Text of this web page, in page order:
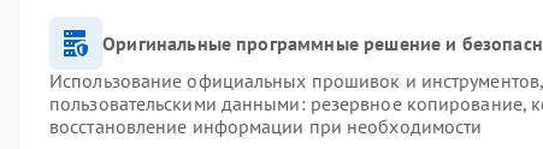
Оригинальные программные решение и
Использование официальных прошивок и инструментов,
пользовательскими данными: резервное копирование,
восстановление информации при необходимости